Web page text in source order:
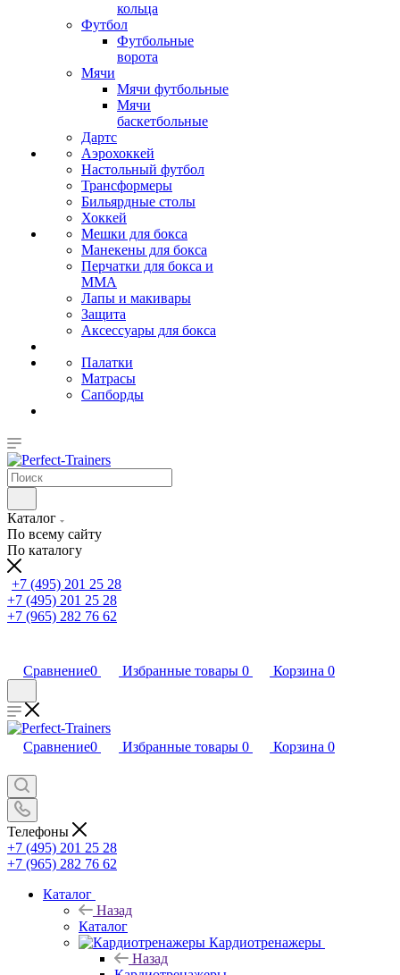
кольца
Футбол
Футбольные
ворота
Мячи
Мячи футбольные
Мячи
баскетбольные
Дартс
Аэрохоккей
Настольный футбол
Трансформеры
Бильярдные столы
Хоккей
Мешки для бокса
Манекены для бокса
Перчатки для бокса и
MMA
Лапы и макивары
Защита
Аксессуары для бокса
Палатки
Матрасы
Сапборды
Каталог
По всему сайту
По каталогу
+7 (495) 201 25 28
+7 (495) 201 25 28
+7 (965) 282 76 62
Сравнение0 Избранные товары 0 Корзина 0
Сравнение0 Избранные товары 0 Корзина 0
Телефоны
+7 (495) 201 25 28
+7 (965) 282 76 62
Каталог
Назад
Каталог
Кардиотренажеры
Назад